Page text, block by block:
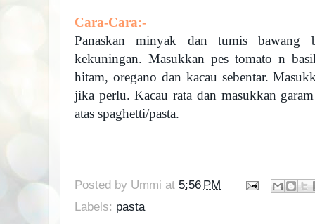
Cara-Cara:-
Panaskan minyak dan tumis bawang
kekuningan. Masukkan pes tomato n
hitam, oregano dan kacau sebentar.
jika perlu. Kacau rata dan masukkan
atas spaghetti/pasta.
Posted by Ummi at 5:56 PM
Labels: pasta